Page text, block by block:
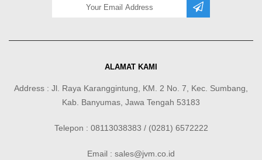
ALAMAT KAMI
Address : Jl. Raya Karanggintung, KM. 2 No. 7, Kec. Sumbang,
Kab. Banyumas, Jawa Tengah 53183
Telepon : 08113038383 / (0281) 6572222
Email : sales@jvm.co.id